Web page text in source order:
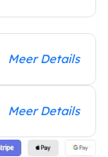
Meer Details
Meer Details